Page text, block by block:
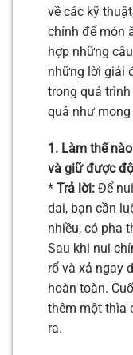
về các kỹ
chỉnh để món
hợp những
những lời giải
trong quá
quả như mong
1. Làm thế
và giữ được
* Trả lời: Để
dai, bạn cần
nhiều, có pha
Sau khi nui
rổ và xả ngay
hoàn toàn.
thêm một thìa
ra.